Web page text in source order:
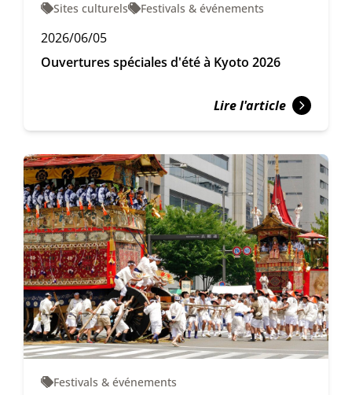
Sites culturels Festivals & événements
2026/06/05
Ouvertures spéciales d'été à Kyoto 2026
Lire l'article
Festivals & événements